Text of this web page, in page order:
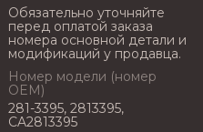
Обязательно уточняйте
перед оплатой заказа
номера основной детали и
модификаций у продавца.
Номер модели (номер
OEM)
281-3395, 2813395,
CA2813395